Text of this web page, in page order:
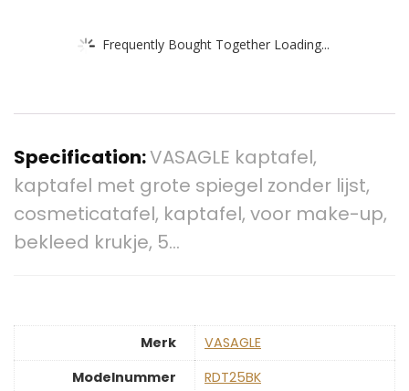
Frequently Bought Together Loading...
Specification:VASAGLE kaptafel,
kaptafel met grote spiegel zonder lijst,
cosmeticatafel, kaptafel, voor make-up,
bekleed krukje, 5…
Merk
‎VASAGLE
Modelnummer
‎RDT25BK